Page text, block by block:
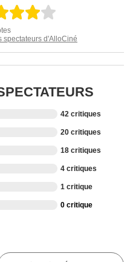
spectateurs d'AlloCiné
42 critiques
20 critiques
18 critiques
4 critiques
1 critique
0 critique